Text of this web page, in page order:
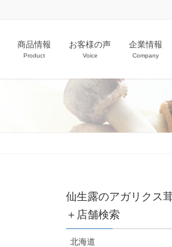
商品情報
Product
お客様の声
Voice
企業情報
Company
仙生露のアガリクス
＋店舗検索
北海道